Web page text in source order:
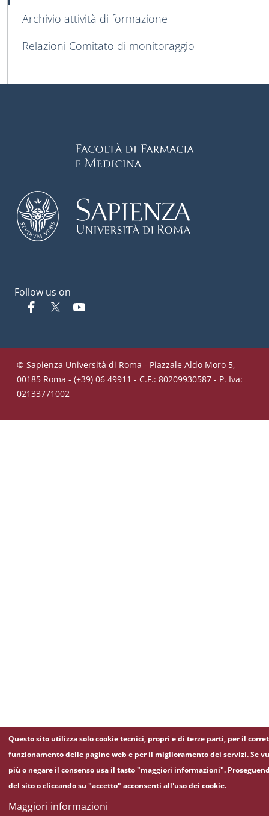
Archivio attività di formazione
Relazioni Comitato di monitoraggio
Follow us on
Facebook
Twitter
© Sapienza Università di Roma - Piazzale Aldo Moro 5,
00185 Roma - (+39) 06 49911 - C.F.: 80209930587 - P. Iva:
02133771002
Questo sito utilizza solo cookie tecnici, propri e di terze parti, per il
funzionamento delle pagine web e per il miglioramento dei servizi. Se
più o negare il consenso usa il tasto "maggiori informazioni".
del sito o cliccando su "accetto" acconsenti all'uso dei cookie.
Maggiori informazioni